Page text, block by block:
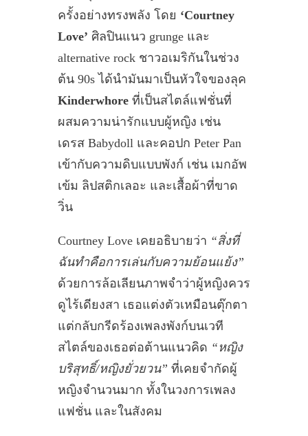
ครั้งอย่างทรงพลัง โดย ‘Courtney
Love’ ศิลปินแนว grunge และ
alternative rock ชาวอเมริกันในช่วง
ต้น 90s ได้นำมันมาเป็นหัวใจของลุค
Kinderwhore ที่เป็นสไตล์แฟชั่นที่
ผสมความน่ารักแบบผู้หญิง เช่น
เดรส Babydoll และคอปก Peter Pan
เข้ากับความดิบแบบพังก์ เช่น เมกอัพ
เข้ม ลิปสติกเลอะ และเสื้อผ้าที่ขาด
วิ่น
Courtney Love เคยอธิบายว่า “สิ่งที่
ฉันทำคือการเล่นกับความย้อนแย้ง”
ด้วยการล้อเลียนภาพจำว่าผู้หญิงควร
ดูไร้เดียงสา เธอแต่งตัวเหมือนตุ๊กตา
แต่กลับกรีดร้องเพลงพังก์บนเวที
สไตล์ของเธอต่อต้านแนวคิด “หญิง
บริสุทธิ์/หญิงยั่วยวน” ที่เคยจำกัดผู้
หญิงจำนวนมาก ทั้งในวงการเพลง
แฟชั่น และในสังคม